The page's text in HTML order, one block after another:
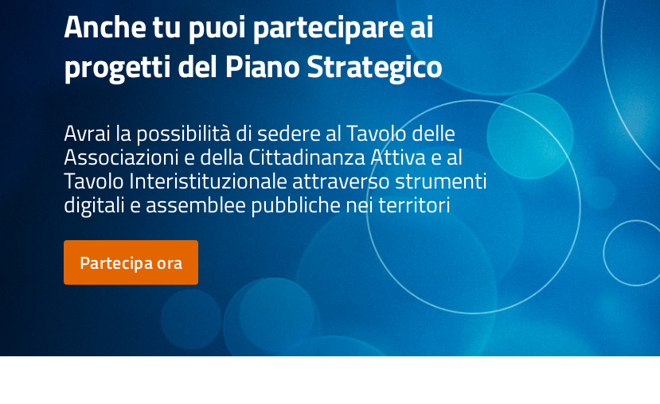
Anche tu puoi partecipare ai
progetti del Piano Strategico
Avrai la possibilità di sedere al Tavolo delle
Associazioni e della Cittadinanza Attiva e al
Tavolo Interistituzionale attraverso strumenti
digitali e assemblee pubbliche nei territori
Partecipa ora